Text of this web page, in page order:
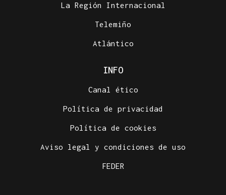
La Región Internacional
Telemiño
Atlántico
INFO
Canal ético
Política de privacidad
Política de cookies
Aviso legal y condiciones de uso
FEDER